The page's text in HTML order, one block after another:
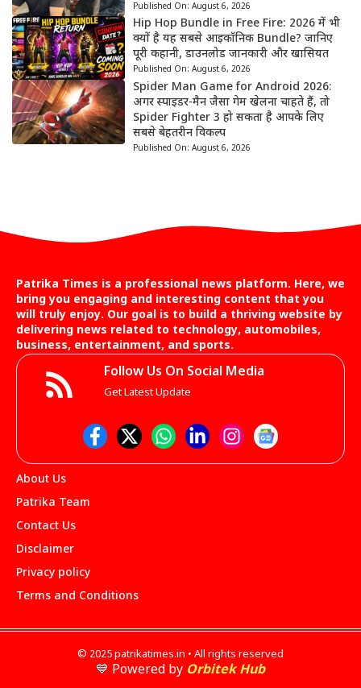
Published On: August 6, 2026
Hip Hop Bundle in Free Fire: 2026 में भी
क्यों है यह सबसे आइकॉनिक Bundle? जानिए
पूरी कहानी, डाउनलोड जानकारी और खासियत
Published On: August 6, 2026
Spider Man Game for Android 2026:
अगर स्पाइडर-मैन जैसा गेम खेलना चाहते हैं, तो
Spider Fighter 3 हो सकता है आपके लिए
सबसे बेहतरीन विकल्प
Published On: August 6, 2026
Patrika Times is a professional news platform. Here, we
bring you engaging and interesting content that you
will truly enjoy. Our goal is to build a thriving website by
delivering news related to technology, automobiles,
business, entertainment, and sports.
Follow Us On Social Media
Get Latest Update
About Us
Patrika Team
Contact Us
Disclaimer
Privacy policy
Terms and Conditions
© 2025 patrikatimes.in • All rights reserved
💙 Powered by Orbitek Hub